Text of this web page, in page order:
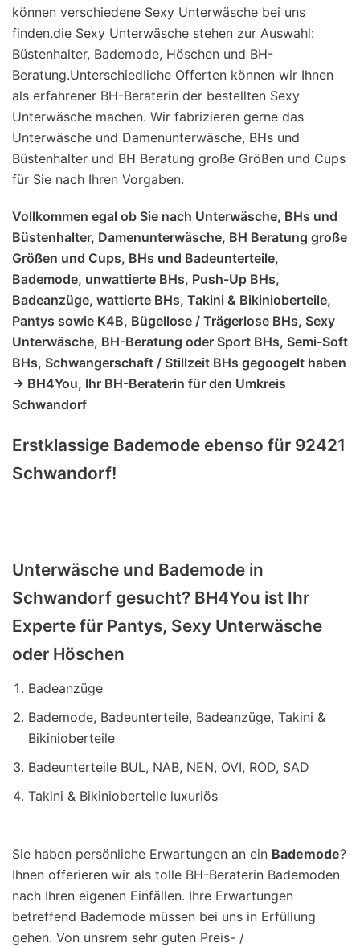
können verschiedene Sexy Unterwäsche bei uns
finden.die Sexy Unterwäsche stehen zur Auswahl:
Büstenhalter, Bademode, Höschen und BH-
Beratung.Unterschiedliche Offerten können wir Ihnen
als erfahrener BH-Beraterin der bestellten Sexy
Unterwäsche machen. Wir fabrizieren gerne das
Unterwäsche und Damenunterwäsche, BHs und
Büstenhalter und BH Beratung große Größen und Cups
für Sie nach Ihren Vorgaben.
Vollkommen egal ob Sie nach Unterwäsche, BHs und
Büstenhalter, Damenunterwäsche, BH Beratung große
Größen und Cups, BHs und Badeunterteile,
Bademode, unwattierte BHs, Push-Up BHs,
Badeanzüge, wattierte BHs, Takini & Bikinioberteile,
Pantys sowie K4B, Bügellose / Trägerlose BHs, Sexy
Unterwäsche, BH-Beratung oder Sport BHs, Semi-Soft
BHs, Schwangerschaft / Stillzeit BHs gegoogelt haben
-> BH4You, Ihr BH-Beraterin für den Umkreis
Schwandorf
Erstklassige Bademode ebenso für 92421
Schwandorf!
Unterwäsche und Bademode in
Schwandorf gesucht? BH4You ist Ihr
Experte für Pantys, Sexy Unterwäsche
oder Höschen
Badeanzüge
Bademode, Badeunterteile, Badeanzüge, Takini &
Bikinioberteile
Badeunterteile BUL, NAB, NEN, OVI, ROD, SAD
Takini & Bikinioberteile luxuriös
Sie haben persönliche Erwartungen an ein Bademode?
Ihnen offerieren wir als tolle BH-Beraterin Bademoden
nach Ihren eigenen Einfällen. Ihre Erwartungen
betreffend Bademode müssen bei uns in Erfüllung
gehen. Von unsrem sehr guten Preis- /